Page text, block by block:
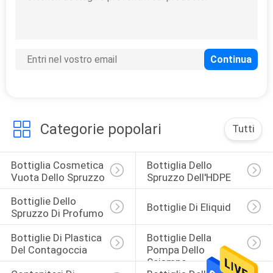
Bottiglie di plastica
Bottiglie della
pompa dello
sciampo
48
Categorie popolari Tutti
Bottiglia Cosmetica
Vuota Dello Spruzzo
Bottiglia Dello
Spruzzo Dell'HDPE
Bottiglie Dello
Spruzzo Di Profumo
Bottiglie Di Eliquid
Bottiglie Di Plastica
Del Contagoccia
Bottiglie Della
Pompa Dello
Sciampo